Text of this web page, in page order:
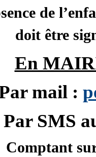
de
doit être
En
mail :
Par SMS
Comptant